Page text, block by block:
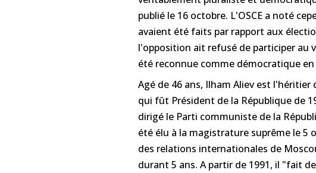
publié le 16 octobre. L'OSCE a noté
avaient été faits par rapport aux
l'opposition ait refusé de participer au
été reconnue comme démocratique en
Agé de 46 ans, Ilham Aliev est l'héritier
qui fût Président de la République de
dirigé le Parti communiste de la
été élu à la magistrature suprême le 5
des relations internationales de
durant 5 ans. A partir de 1991, il "fait